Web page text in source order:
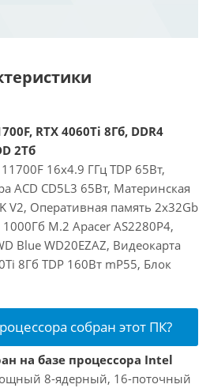
RTX 4060Ti 8Гб, DDR4
2Тб
16x4.9 ГГц TDP 65Вт,
ACD CD5L3 65Вт, Материнская
V2, Оперативная память 2x32Gb
M.2 Apacer AS2280P4,
Blue WD20EZAZ, Видеокарта
8Гб TDP 160Вт mP55, Блок
собран этот ПК?
на базе процессора Intel
8-ядерный, 16-поточный